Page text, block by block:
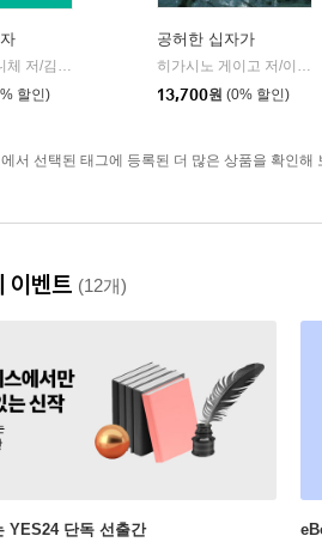
프리드리히 니체 저/김철 편역
할인)
공허한 십자가
히가시노 게이고 저/이선희 역
13,700원 (0% 할인)
서 선택된 태그에 등록된 더 많은 상품을 확인해
이벤트 (12개)
YES24 단독 선출간